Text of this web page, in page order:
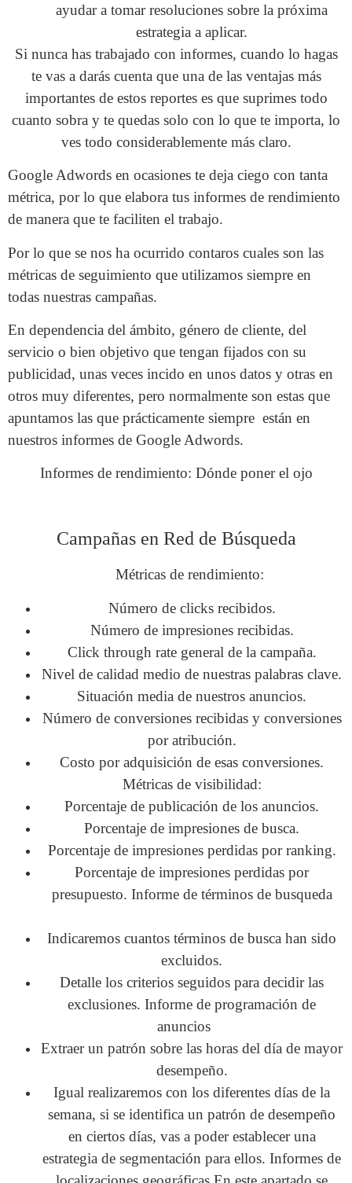
ayudar a tomar resoluciones sobre la próxima
estrategia a aplicar.
Si nunca has trabajado con informes, cuando lo hagas
te vas a darás cuenta que una de las ventajas más
importantes de estos reportes es que suprimes todo
cuanto sobra y te quedas solo con lo que te importa, lo
ves todo considerablemente más claro.
Google Adwords en ocasiones te deja ciego con tanta
métrica, por lo que elabora tus informes de rendimiento
de manera que te faciliten el trabajo.
Por lo que se nos ha ocurrido contaros cuales son las
métricas de seguimiento que utilizamos siempre en
todas nuestras campañas.
En dependencia del ámbito, género de cliente, del
servicio o bien objetivo que tengan fijados con su
publicidad, unas veces incido en unos datos y otras en
otros muy diferentes, pero normalmente son estas que
apuntamos las que prácticamente siempre están en
nuestros informes de Google Adwords.
Informes de rendimiento: Dónde poner el ojo
Campañas en Red de Búsqueda
Métricas de rendimiento:
Número de clicks recibidos.
Número de impresiones recibidas.
Click through rate general de la campaña.
Nivel de calidad medio de nuestras palabras clave.
Situación media de nuestros anuncios.
Número de conversiones recibidas y conversiones
por atribución.
Costo por adquisición de esas conversiones.
Métricas de visibilidad:
Porcentaje de publicación de los anuncios.
Porcentaje de impresiones de busca.
Porcentaje de impresiones perdidas por ranking.
Porcentaje de impresiones perdidas por
presupuesto. Informe de términos de busqueda
Indicaremos cuantos términos de busca han sido
excluidos.
Detalle los criterios seguidos para decidir las
exclusiones. Informe de programación de
anuncios
Extraer un patrón sobre las horas del día de mayor
desempeño.
Igual realizaremos con los diferentes días de la
semana, si se identifica un patrón de desempeño
en ciertos días, vas a poder establecer una
estrategia de segmentación para ellos. Informes de